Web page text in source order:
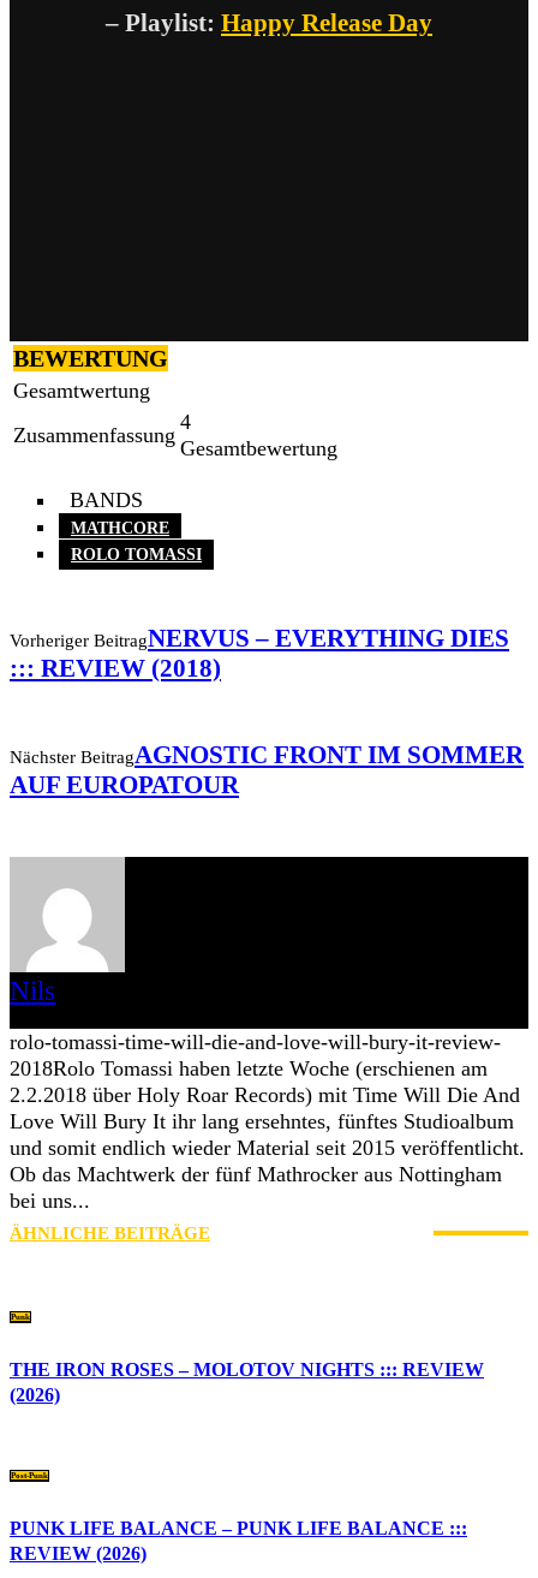
– Playlist: Happy Release Day
BEWERTUNG
Gesamtwertung
Zusammenfassung
4
Gesamtbewertung
BANDS
MATHCORE
ROLO TOMASSI
Vorheriger BeitragNERVUS – EVERYTHING DIES
::: REVIEW (2018)
Nächster BeitragAGNOSTIC FRONT IM SOMMER
AUF EUROPATOUR
Nils
rolo-tomassi-time-will-die-and-love-will-bury-it-review-
2018Rolo Tomassi haben letzte Woche (erschienen am
2.2.2018 über Holy Roar Records) mit Time Will Die And
Love Will Bury It ihr lang ersehntes, fünftes Studioalbum
und somit endlich wieder Material seit 2015 veröffentlicht.
Ob das Machtwerk der fünf Mathrocker aus Nottingham
bei uns...
ÄHNLICHE BEITRÄGE
Punk
THE IRON ROSES – MOLOTOV NIGHTS ::: REVIEW
(2026)
Post-Punk
PUNK LIFE BALANCE – PUNK LIFE BALANCE :::
REVIEW (2026)